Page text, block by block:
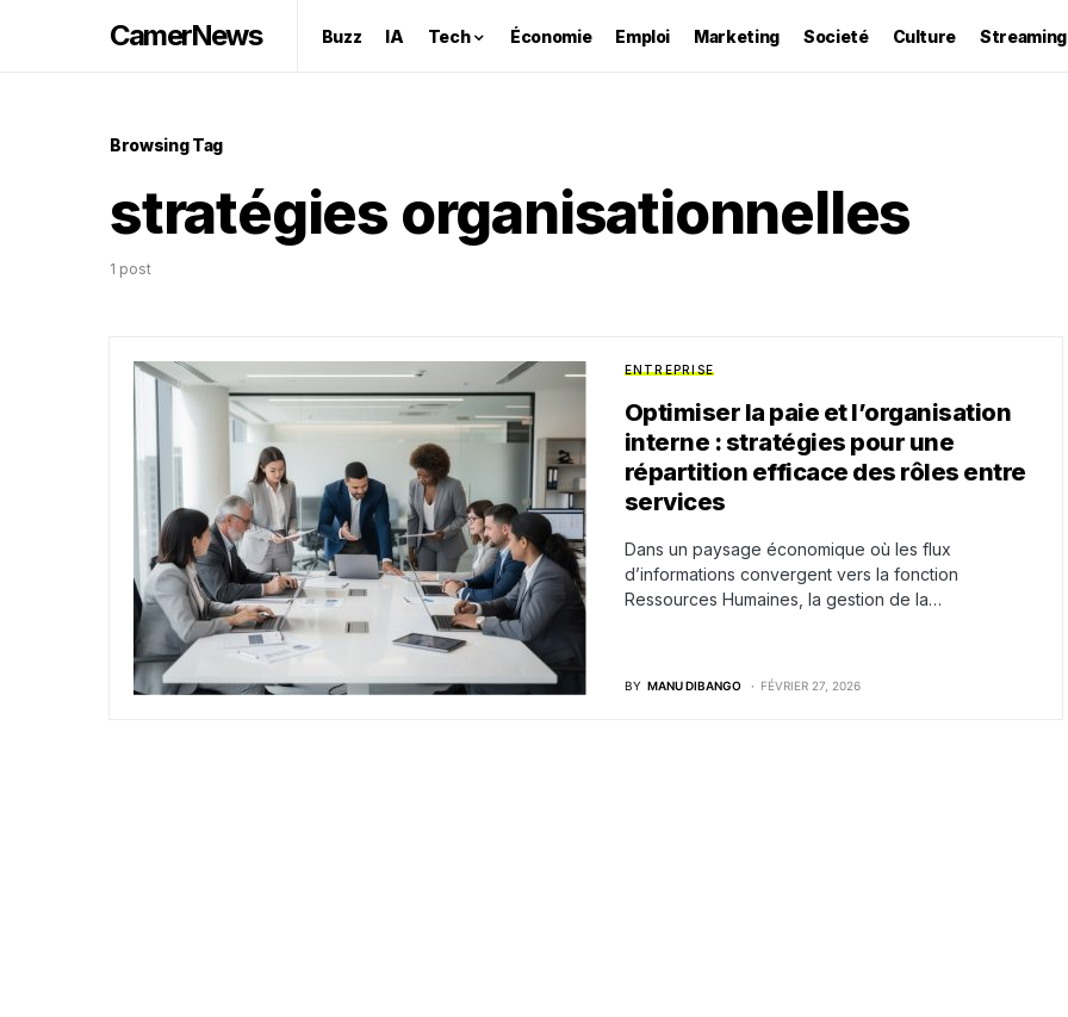
CamerNews Buzz IA Tech Économie Emploi Marketing Societé Culture Streaming
Browsing Tag
stratégies organisationnelles
1 post
ENTREPRISE
Optimiser la paie et l’organisation
interne : stratégies pour une
répartition efficace des rôles entre
services
Dans un paysage économique où les flux
d’informations convergent vers la fonction
Ressources Humaines, la gestion de la…
BY MANU DIBANGO FÉVRIER 27, 2026